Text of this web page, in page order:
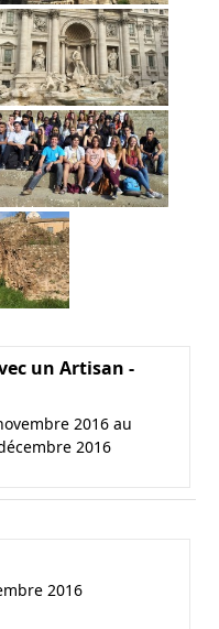
un Artisan -
2016 au
2016
2016